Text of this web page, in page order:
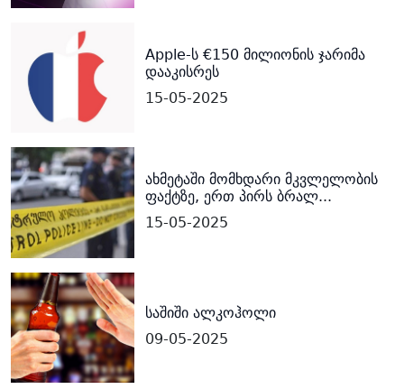
Apple-ს €150 მილიონის ჯარიმა
დააკისრეს
15-05-2025
ახმეტაში მომხდარი მკვლელობის
ფაქტზე, ერთ პირს ბრალ...
15-05-2025
საშიში ალკოჰოლი
09-05-2025